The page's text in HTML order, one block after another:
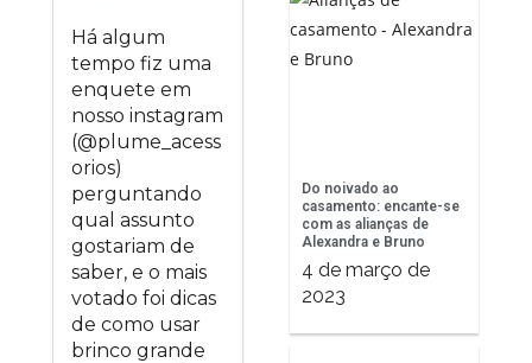
Há algum
tempo fiz uma
enquete em
nosso instagram
(@plume_acess
orios)
perguntando
qual assunto
gostariam de
saber, e o mais
votado foi dicas
de como usar
brinco grande
Do noivado ao
casamento: encante-se
com as alianças de
Alexandra e Bruno
4 de março de
2023